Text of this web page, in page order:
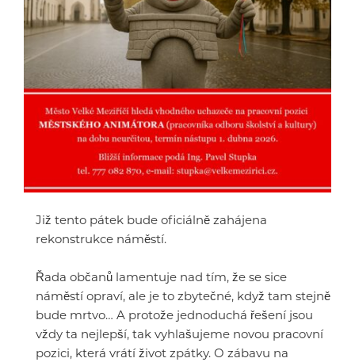
Již tento pátek bude oficiálně zahájena
rekonstrukce náměstí.
Řada občanů lamentuje nad tím, že se sice
náměstí opraví, ale je to zbytečné, když tam stejně
bude mrtvo… A protože jednoduchá řešení jsou
vždy ta nejlepší, tak vyhlašujeme novou pracovní
pozici, která vrátí život zpátky. O zábavu na